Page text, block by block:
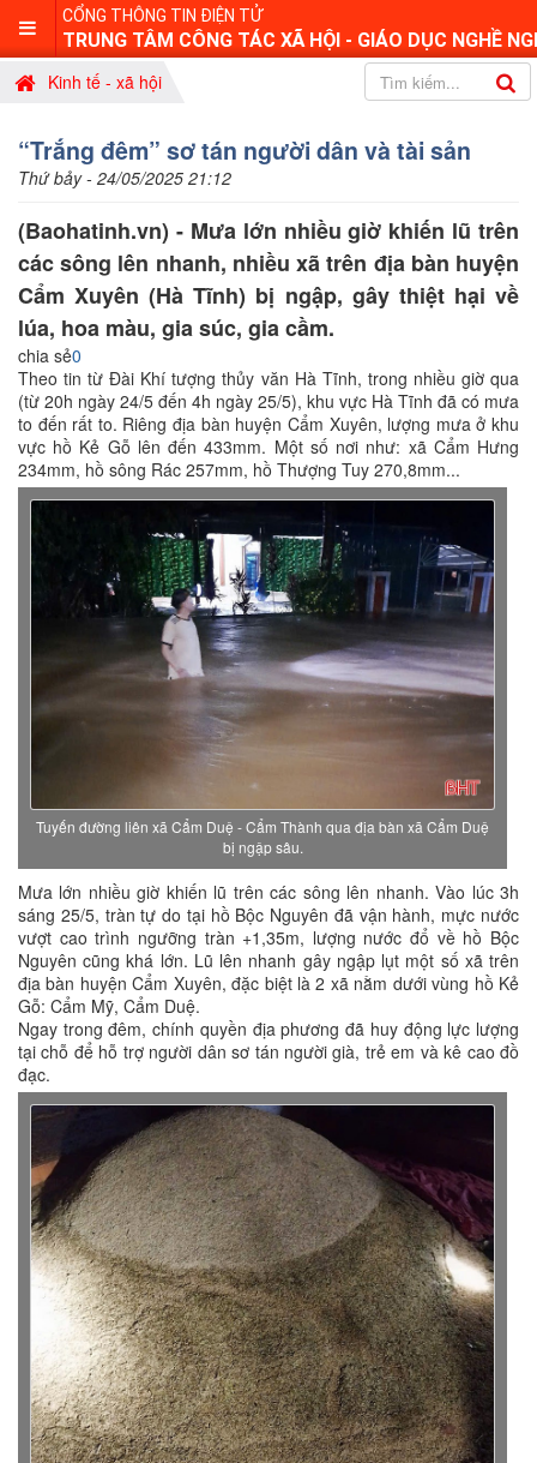
CỔNG THÔNG TIN ĐIỆN TỬ
TRUNG TÂM CÔNG TÁC XÃ HỘI - GIÁO DỤC NGHỀ
Kinh tế - xã hội
“Trắng đêm” sơ tán người dân và tài sản
Thứ bảy - 24/05/2025 21:12
(Baohatinh.vn) - Mưa lớn nhiều giờ khiến lũ trên
các sông lên nhanh, nhiều xã trên địa bàn huyện
Cẩm Xuyên (Hà Tĩnh) bị ngập, gây thiệt hại về
lúa, hoa màu, gia súc, gia cầm.
chia sẻ0
Theo tin từ Đài Khí tượng thủy văn Hà Tĩnh, trong nhiều giờ qua
(từ 20h ngày 24/5 đến 4h ngày 25/5), khu vực Hà Tĩnh đã có mưa
to đến rất to. Riêng địa bàn huyện Cẩm Xuyên, lượng mưa ở khu
vực hồ Kẻ Gỗ lên đến 433mm. Một số nơi như: xã Cẩm Hưng
234mm, hồ sông Rác 257mm, hồ Thượng Tuy 270,8mm...
Tuyến đường liên xã Cẩm Duệ - Cẩm Thành qua địa bàn xã Cẩm Duệ
bị ngập sâu.
Mưa lớn nhiều giờ khiến lũ trên các sông lên nhanh. Vào lúc 3h
sáng 25/5, tràn tự do tại hồ Bộc Nguyên đã vận hành, mực nước
vượt cao trình ngưỡng tràn +1,35m, lượng nước đổ về hồ Bộc
Nguyên cũng khá lớn. Lũ lên nhanh gây ngập lụt một số xã trên
địa bàn huyện Cẩm Xuyên, đặc biệt là 2 xã nằm dưới vùng hồ Kẻ
Gỗ: Cẩm Mỹ, Cẩm Duệ.
Ngay trong đêm, chính quyền địa phương đã huy động lực lượng
tại chỗ để hỗ trợ người dân sơ tán người già, trẻ em và kê cao đồ
đạc.